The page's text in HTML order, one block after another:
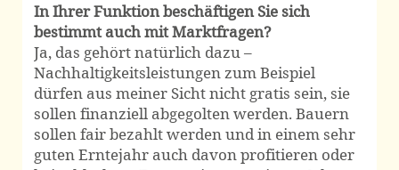
In Ihrer Funktion beschäftigen Sie sich
bestimmt auch mit Marktfragen?
Ja, das gehört natürlich dazu –
Nachhaltigkeits­leistungen zum Beispiel
dürfen aus meiner Sicht nicht gratis sein, sie
sollen finanziell abgegolten werden. Bauern
sollen fair bezahlt werden und in einem sehr
guten Erntejahr auch davon profitieren oder